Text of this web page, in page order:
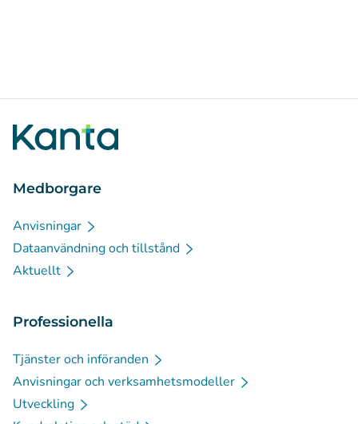
Medborgare
Anvisningar
Dataanvändning och tillstånd
Aktuellt
Professionella
Tjänster och införanden
Anvisningar och verksamhetsmodeller
Utveckling